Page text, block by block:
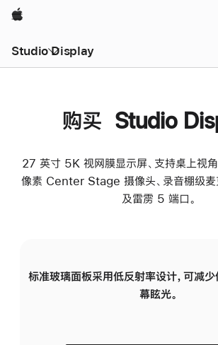
Apple
Studio Display
购买 Studio
27 英寸 5K 视网膜显示屏、支持桌上视
像素 Center Stage 摄像头、录音棚级麦
及雷雳 5 端口。
标准玻璃面板采用低反射率设计，可减
幕眩光。